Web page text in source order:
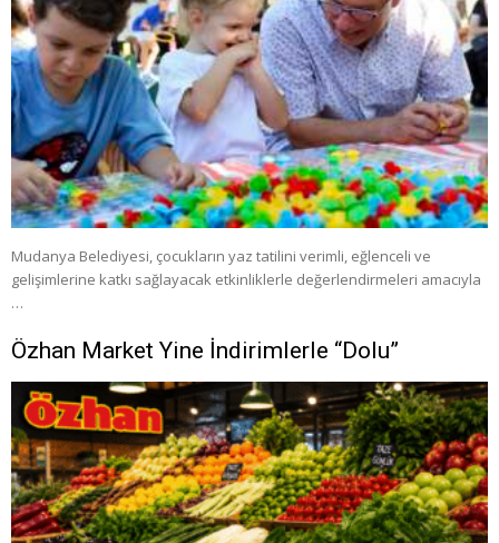
Mudanya Belediyesi, çocukların yaz tatilini verimli, eğlenceli ve
gelişimlerine katkı sağlayacak etkinliklerle değerlendirmeleri amacıyla
…
Özhan Market Yine İndirimlerle “Dolu”